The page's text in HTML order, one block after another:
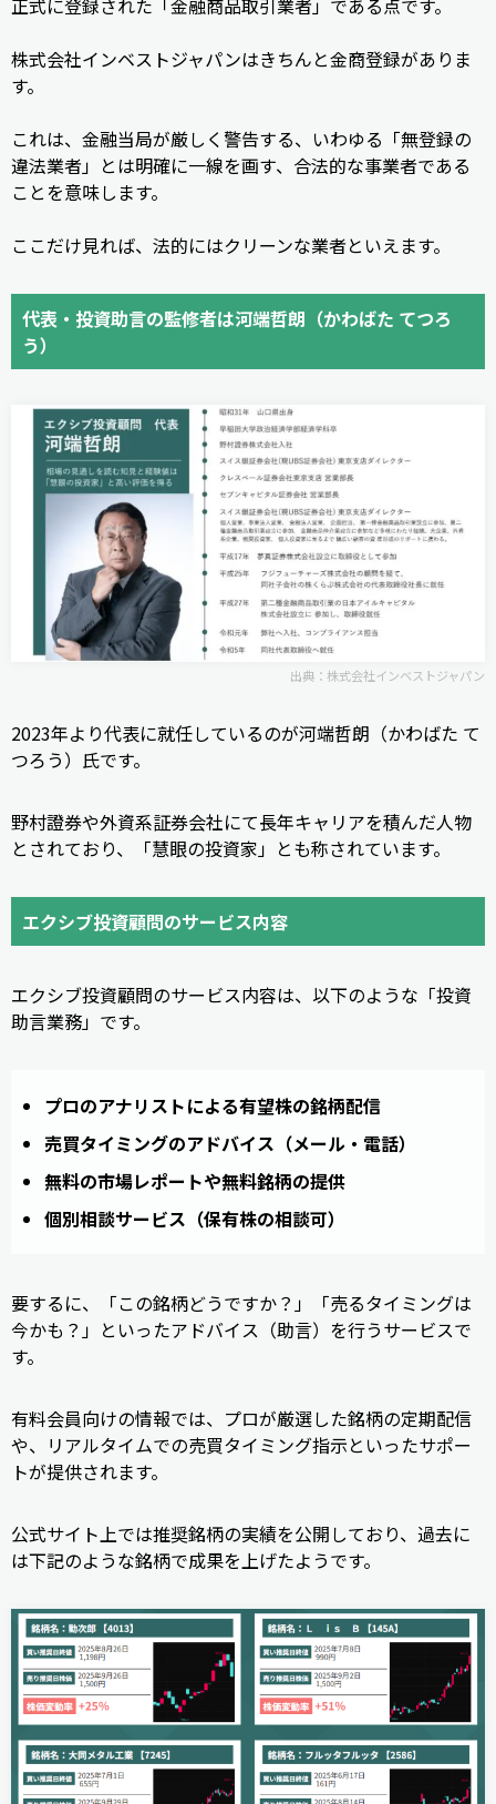
株式会社インベストジャパンはきちんと金商登録がありま
す。
これは、金融当局が厳しく警告する、いわゆる「無登録の
違法業者」とは明確に一線を画す、合法的な事業者である
ことを意味します。
ここだけ見れば、法的にはクリーンな業者といえます。
代表・投資助言の監修者は河端哲朗（かわばた てつろ
う）
出典： 株式会社インベストジャパン
2023年より代表に就任しているのが河端哲朗（かわばた て
つろう）氏です。
野村證券や外資系証券会社にて長年キャリアを積んだ人物
とされており、「慧眼の投資家」とも称されています。
エクシブ投資顧問のサービス内容
エクシブ投資顧問のサービス内容は、以下のような「投資
助言業務」です。
プロのアナリストによる有望株の銘柄配信
売買タイミングのアドバイス（メール・電話）
無料の市場レポートや無料銘柄の提供
個別相談サービス（保有株の相談可）
要するに、「この銘柄どうですか？」「売るタイミングは
今かも？」といったアドバイス（助言）を行うサービスで
す。
有料会員向けの情報では、プロが厳選した銘柄の定期配信
や、リアルタイムでの売買タイミング指示といったサポー
トが提供されます。
公式サイト上では推奨銘柄の実績を公開しており、過去に
は下記のような銘柄で成果を上げたようです。